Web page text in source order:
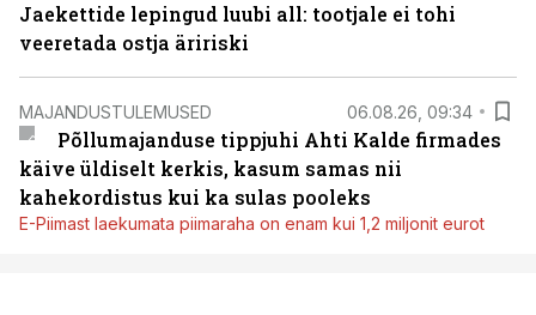
Jaekettide lepingud luubi all: tootjale ei tohi
veeretada ostja äririski
MAJANDUSTULEMUSED 06.08.26, 09:34
Põllumajanduse tippjuhi Ahti Kalde firmades
käive üldiselt kerkis, kasum samas nii
kahekordistus kui ka sulas pooleks
E-Piimast laekumata piimaraha on enam kui 1,2 miljonit eurot